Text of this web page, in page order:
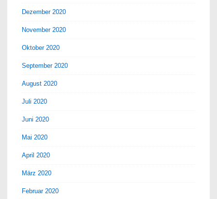
Dezember 2020
November 2020
Oktober 2020
September 2020
August 2020
Juli 2020
Juni 2020
Mai 2020
April 2020
März 2020
Februar 2020